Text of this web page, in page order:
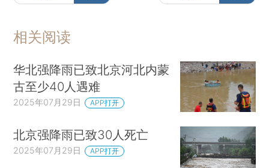
相关阅读
华北强降雨已致北京河北内蒙
古至少40人遇难
2025年07月29日 APP打开
北京强降雨已致30人死亡
2025年07月29日 APP打开